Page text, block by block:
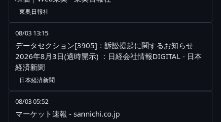
東奥日報社
08/03 13:15
データセクション[3905]：訴訟提起に関するお知らせ
2026年8月3日(適時開示) ：日経会社情報DIGITAL - 日本
経済新聞
日本経済新聞
08/03 05:52
マーケット速報 - sannichi.co.jp